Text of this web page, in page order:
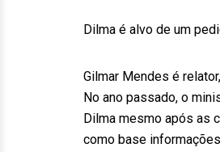
Dilma é alvo de um
Gilmar Mendes é
No ano passado, o
Dilma mesmo após as
como base